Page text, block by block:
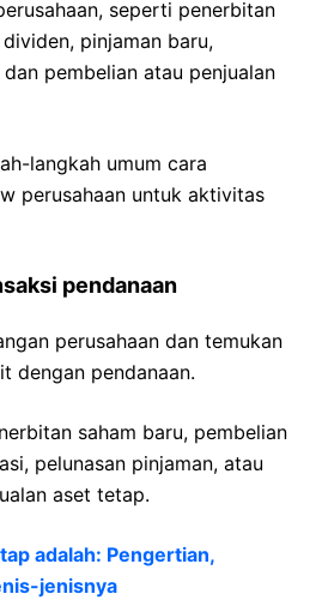
seperti penerbitan
pinjaman baru,
pembelian atau penjualan
langkah umum cara
perusahaan untuk aktivitas
pendanaan
perusahaan dan temukan
dengan pendanaan.
saham baru, pembelian
pelunasan pinjaman, atau
aset tetap.
adalah: Pengertian,
jenisnya